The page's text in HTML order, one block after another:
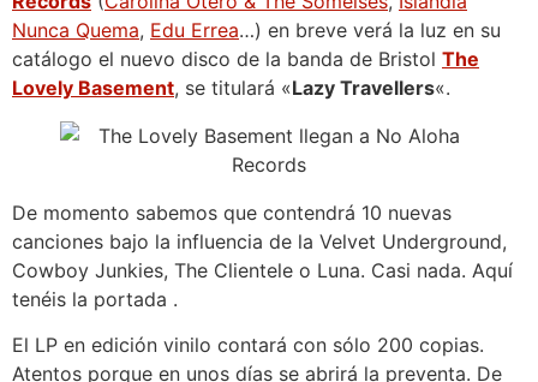
Nunca Quema, Edu Errea…) en breve verá la luz en su
catálogo el nuevo disco de la banda de Bristol The
Lovely Basement, se titulará «Lazy Travellers«.
De momento sabemos que contendrá 10 nuevas
canciones bajo la influencia de la Velvet Underground,
Cowboy Junkies, The Clientele o Luna. Casi nada. Aquí
tenéis la portada .
El LP en edición vinilo contará con sólo 200 copias.
Atentos porque en unos días se abrirá la preventa. De